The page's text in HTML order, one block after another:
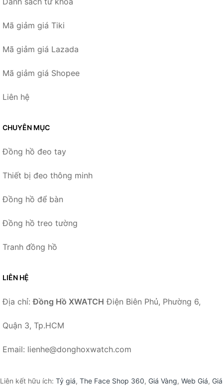
Mã giảm giá Tiki
Mã giảm giá Lazada
Mã giảm giá Shopee
Liên hệ
CHUYÊN MỤC
Đồng hồ đeo tay
Thiết bị đeo thông minh
Đồng hồ để bàn
Đồng hồ treo tường
Tranh đồng hồ
LIÊN HỆ
Địa chỉ:Đồng Hồ XWATCH Điện Biên Phủ, Phường 6,
Quận 3, Tp.HCM
Email: lienhe@donghoxwatch.com
Liên kết hữu ích: Tỷ giá, The Face Shop 360, Giá Vàng, Web Giá, Giá